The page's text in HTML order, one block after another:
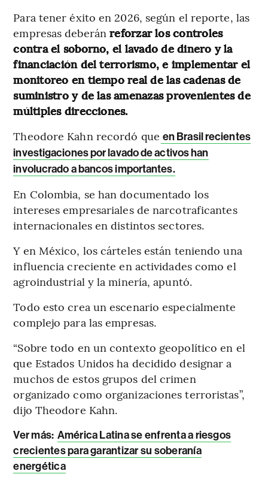
Para tener éxito en 2026, según el reporte, las
empresas deberánreforzar los controles
contra el soborno, el lavado de dinero y la
financiación del terrorismo, e implementar el
monitoreo en tiempo real de las cadenas de
suministro y de las amenazas provenientes de
múltiples direcciones.
Theodore Kahn recordó que en Brasil recientes
investigaciones por lavado de activos han
involucrado a bancos importantes.
En Colombia, se han documentado los
intereses empresariales de narcotraficantes
internacionales en distintos sectores.
Y en México, los cárteles están teniendo una
influencia creciente en actividades como el
agroindustrial y la minería, apuntó.
Todo esto crea un escenario especialmente
complejo para las empresas.
“Sobre todo en un contexto geopolítico en el
que Estados Unidos ha decidido designar a
muchos de estos grupos del crimen
organizado como organizaciones terroristas”,
dijo Theodore Kahn.
Ver más: América Latina se enfrenta a riesgos
crecientes para garantizar su soberanía
energética